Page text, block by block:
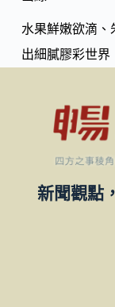
水果鮮嫩欲滴
出細膩膠彩世界
新聞觀點